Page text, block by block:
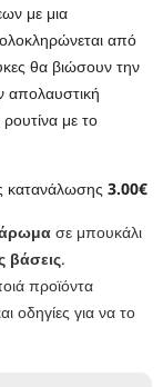
με μια
από
θα βιώσουν την
απολαυστική
με το
κατανάλωσης 3.00€
σε μπουκάλι
βάσεις.
προϊόντα
οδηγίες για να το